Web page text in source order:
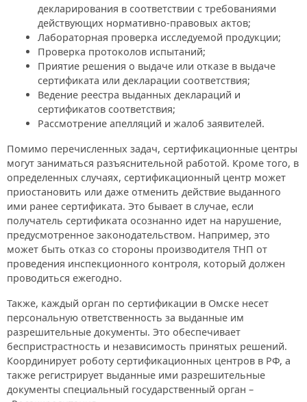
декларирования в соответствии с требованиями
действующих нормативно-правовых актов;
Лабораторная проверка исследуемой продукции;
Проверка протоколов испытаний;
Приятие решения о выдаче или отказе в выдаче
сертификата или декларации соответствия;
Ведение реестра выданных деклараций и
сертификатов соответствия;
Рассмотрение апелляций и жалоб заявителей.
Помимо перечисленных задач, сертификационные центры
могут заниматься разъяснительной работой. Кроме того, в
определенных случаях, сертификационный центр может
приостановить или даже отменить действие выданного
ими ранее сертификата. Это бывает в случае, если
получатель сертификата осознанно идет на нарушение,
предусмотренное законодательством. Например, это
может быть отказ со стороны производителя ТНП от
проведения инспекционного контроля, который должен
проводиться ежегодно.
Также, каждый орган по сертификации в Омске несет
персональную ответственность за выданные им
разрешительные документы. Это обеспечивает
беспристрастность и независимость принятых решений.
Координирует роботу сертификационных центров в РФ, а
также регистрирует выданные ими разрешительные
документы специальный государственный орган –